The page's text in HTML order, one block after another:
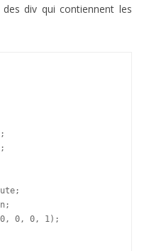
div qui contiennent les
0, 0, 1);